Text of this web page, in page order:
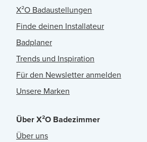
X²O Badaustellungen
Finde deinen Installateur
Badplaner
Trends und Inspiration
Für den Newsletter anmelden
Unsere Marken
Über X²O Badezimmer
Über uns